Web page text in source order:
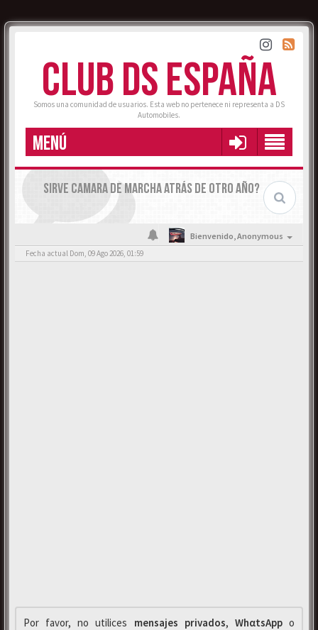
CLUB DS ESPAÑA
Somos una comunidad de usuarios. Esta web no pertenece ni representa a DS
Automobiles.
MENÚ
SIRVE CAMARA DE MARCHA ATRÁS DE OTRO AÑO?
Bienvenido,Anonymous
Fecha actual Dom, 09 Ago 2026, 01:59
Por favor, no utilices mensajes privados, WhαtsAppo